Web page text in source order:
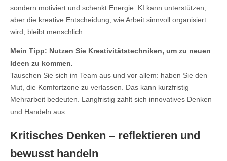
sondern motiviert und schenkt Energie. KI kann unterstützen,
aber die kreative Entscheidung, wie Arbeit sinnvoll organisiert
wird, bleibt menschlich.
Mein Tipp: Nutzen Sie Kreativitätstechniken, um zu neuen
Ideen zu kommen.
Tauschen Sie sich im Team aus und vor allem: haben Sie den
Mut, die Komfortzone zu verlassen. Das kann kurzfristig
Mehrarbeit bedeuten. Langfristig zahlt sich innovatives Denken
und Handeln aus.
Kritisches Denken – reflektieren und
bewusst handeln